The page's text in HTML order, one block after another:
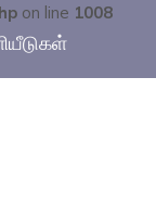
on line 1008